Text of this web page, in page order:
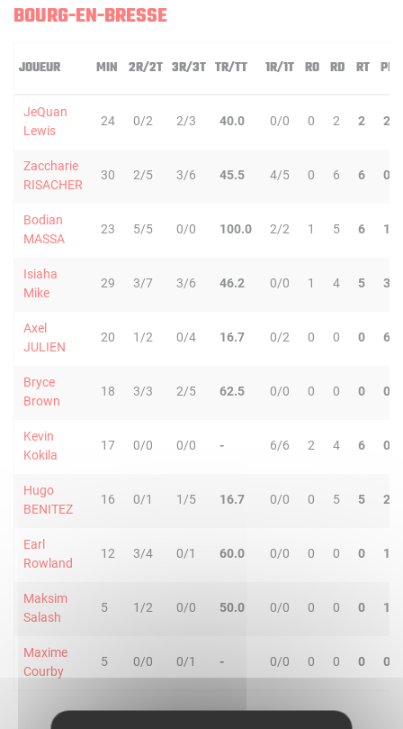
BOURG-EN-BRESSE
JOUEUR MIN 2R/2T 3R/3T TR/TT 1R/1T RO RD RT PD
JeQuan
Lewis
24 0/2 2/3 40.0 0/0 0 2 2 2
Zaccharie
RISACHER
30 2/5 3/6 45.5 4/5 0 6 6 0
Bodian
MASSA
23 5/5 0/0 100.0 2/2 1 5 6 1
Isiaha
Mike
29 3/7 3/6 46.2 0/0 1 4 5 3
Axel
JULIEN
20 1/2 0/4 16.7 0/2 0 0 0 6
Bryce
Brown
18 3/3 2/5 62.5 0/0 0 0 0 0
Kevin
Kokila
17 0/0 0/0 - 6/6 2 4 6 0
Hugo
BENITEZ
16 0/1 1/5 16.7 0/0 0 5 5 2
Earl
Rowland
12 3/4 0/1 60.0 0/0 0 0 0 1
Maksim
Salash
5 1/2 0/0 50.0 0/0 0 0 0 1
Maxime
Courby
5 0/0 0/1 - 0/0 0 0 0 0